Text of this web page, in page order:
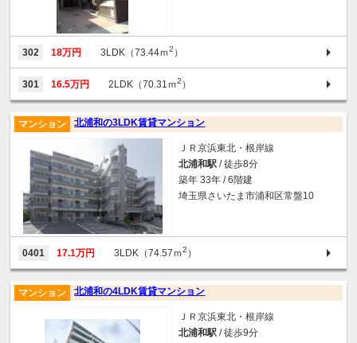
302 18万円 3LDK（73.44ｍ2 ）
301 16.5万円 2LDK（70.31ｍ2 ）
北浦和の3LDK賃貸マンション
マンション
ＪＲ京浜東北・根岸線
北浦和駅 / 徒歩8分
築年 33年 / 6階建
埼玉県さいたま市浦和区常盤10
0401 17.1万円 3LDK（74.57ｍ2 ）
北浦和の4LDK賃貸マンション
マンション
ＪＲ京浜東北・根岸線
北浦和駅 / 徒歩9分